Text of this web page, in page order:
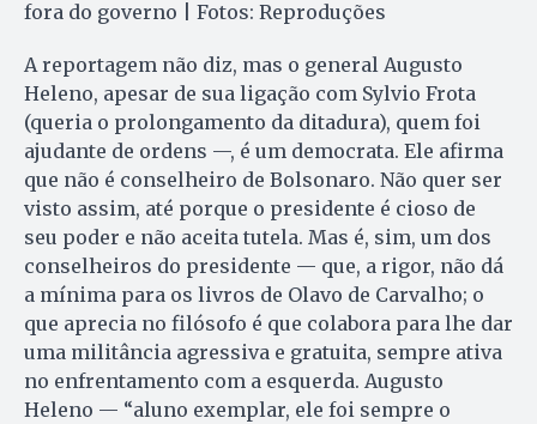
fora do governo | Fotos: Reproduções
A reportagem não diz, mas o general Augusto
Heleno, apesar de sua ligação com Sylvio Frota
(queria o prolongamento da ditadura), quem foi
ajudante de ordens —, é um democrata. Ele afirma
que não é conselheiro de Bolsonaro. Não quer ser
visto assim, até porque o presidente é cioso de
seu poder e não aceita tutela. Mas é, sim, um dos
conselheiros do presidente — que, a rigor, não dá
a mínima para os livros de Olavo de Carvalho; o
que aprecia no filósofo é que colabora para lhe dar
uma militância agressiva e gratuita, sempre ativa
no enfrentamento com a esquerda. Augusto
Heleno — “aluno exemplar, ele foi sempre o